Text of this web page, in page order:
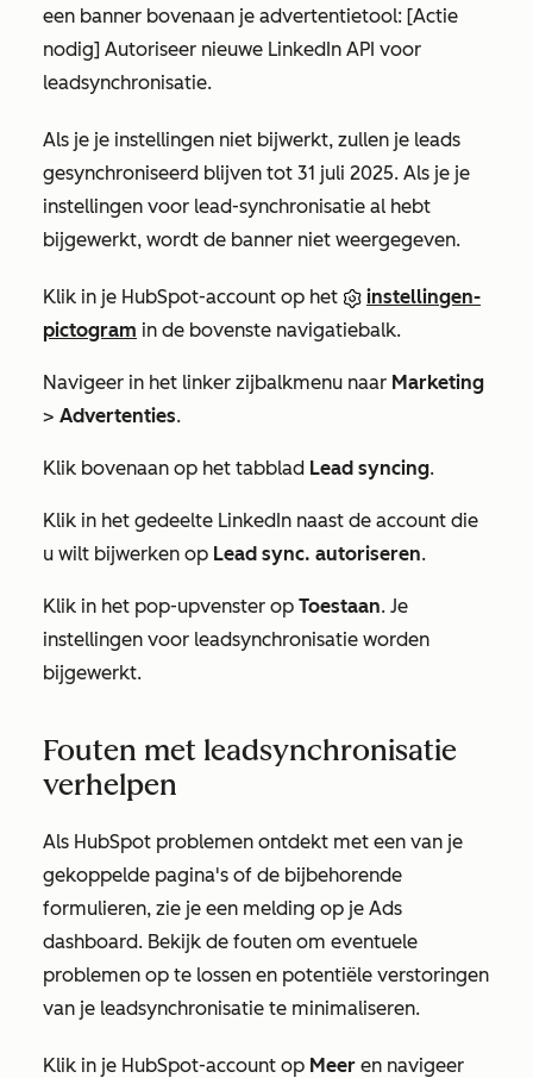
een banner bovenaan je advertentietool: [Actie
nodig] Autoriseer nieuwe LinkedIn API voor
leadsynchronisatie.
Als je je instellingen niet bijwerkt, zullen je leads
gesynchroniseerd blijven tot 31 juli 2025. Als je je
instellingen voor lead-synchronisatie al hebt
bijgewerkt, wordt de banner niet weergegeven.
Klik in je HubSpot-account op het
instellingen-
pictogram in de bovenste navigatiebalk.
Navigeer in het linker zijbalkmenu naar Marketing
> Advertenties.
Klik bovenaan op het tabblad Lead syncing.
Klik in het gedeelte LinkedIn naast de account die
u wilt bijwerken op Lead sync. autoriseren.
Klik in het pop-upvenster op Toestaan. Je
instellingen voor leadsynchronisatie worden
bijgewerkt.
Fouten met leadsynchronisatie
verhelpen
Als HubSpot problemen ontdekt met een van je
gekoppelde pagina's of de bijbehorende
formulieren, zie je een melding op je Ads
dashboard. Bekijk de fouten om eventuele
problemen op te lossen en potentiële verstoringen
van je leadsynchronisatie te minimaliseren.
Klik in je HubSpot-account op Meer en navigeer